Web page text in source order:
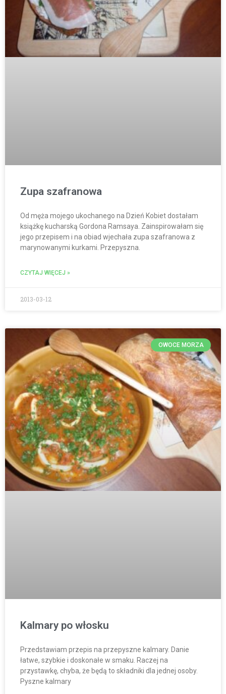
Zupa szafranowa
Od męża mojego ukochanego na Dzień Kobiet dostałam
książkę kucharską Gordona Ramsaya. Zainspirowałam się
jego przepisem i na obiad wjechała zupa szafranowa z
marynowanymi kurkami. Przepyszna.
CZYTAJ WIĘCEJ »
2013-03-12
OWOCE MORZA
Kalmary po włosku
Przedstawiam przepis na przepyszne kalmary. Danie
łatwe, szybkie i doskonałe w smaku. Raczej na
przystawkę, chyba, że będą to składniki dla jednej osoby.
Pyszne kalmary